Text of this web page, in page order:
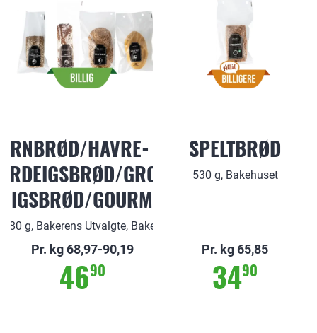
HAVRE- OG
GROVT
GOURMETLOFF
g, Bakerens Utvalgte, Bakehuset
Pr. kg 68,97-90,19
4690
SPELTBRØD
530 g, Bakehuset
Pr. kg 65,85
3490